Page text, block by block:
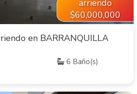
arriendo
$60,000,000
en BARRANQUILLA
6 Baño(s)